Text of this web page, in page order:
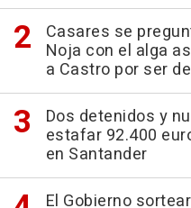
Casares se
Noja con el alga
a Castro por ser
Dos detenidos y
estafar 92.400
en Santander
El Gobierno